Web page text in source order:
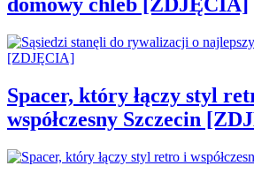
Spacer, który łączy styl
współczesny Szczecin